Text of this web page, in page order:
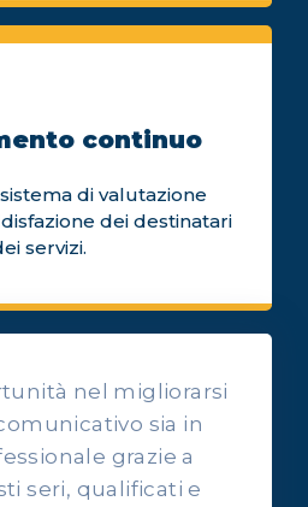
continuo
di valutazione
dei destinatari
servizi.
NOSTRI ALLIEVI
nel migliorarsi
sia in
grazie a
seri, qualificati e